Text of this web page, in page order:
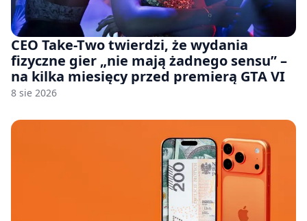
CEO Take-Two twierdzi, że wydania
fizyczne gier „nie mają żadnego sensu” –
na kilka miesięcy przed premierą GTA VI
8 sie 2026